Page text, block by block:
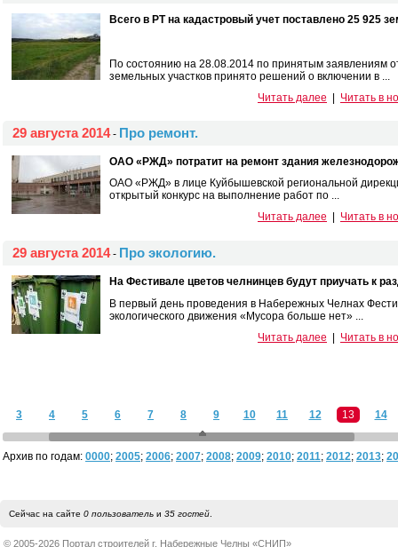
Всего в РТ на кадастровый учет поставлено 25 925
По состоянию на 28.08.2014 по принятым заявлениям
земельных участков принято решений о включении в ...
Читать далее | Читать в
29 августа 2014- Про ремонт.
ОАО «РЖД» потратит на ремонт здания
ОАО «РЖД» в лице Куйбышевской региональной
открытый конкурс на выполнение работ по ...
Читать далее
Читать в
29 августа 2014- Про экологию.
На Фестивале цветов челнинцев будут приучать к
В первый день проведения в Набережных Челнах
экологического движения «Мусора больше нет» ...
Читать далее
Читать в
3 4 5 6 7 8 9 10 11 12 13 14
Архив по годам: 0000; 2005; 2006; 2007; 2008; 2009; 2010; 2011; 2012; 2013;
Сейчас на сайте 0 пользовательи 35 гостей.
© 2005-2026 Портал строителей г. Набережные Челны «СНИП»